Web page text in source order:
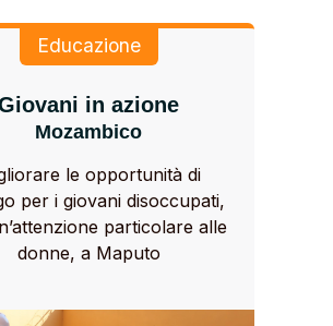
Educazione
in azione
Mozambico
le opportunità di
per i giovani disoccupati,
particolare alle
donne, a Maputo